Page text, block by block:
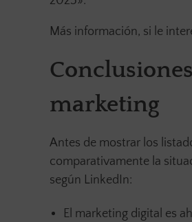
Más información, si le
marketing
Antes de mostrar los
comparativamente la
según LinkedIn:
El marketing digital es